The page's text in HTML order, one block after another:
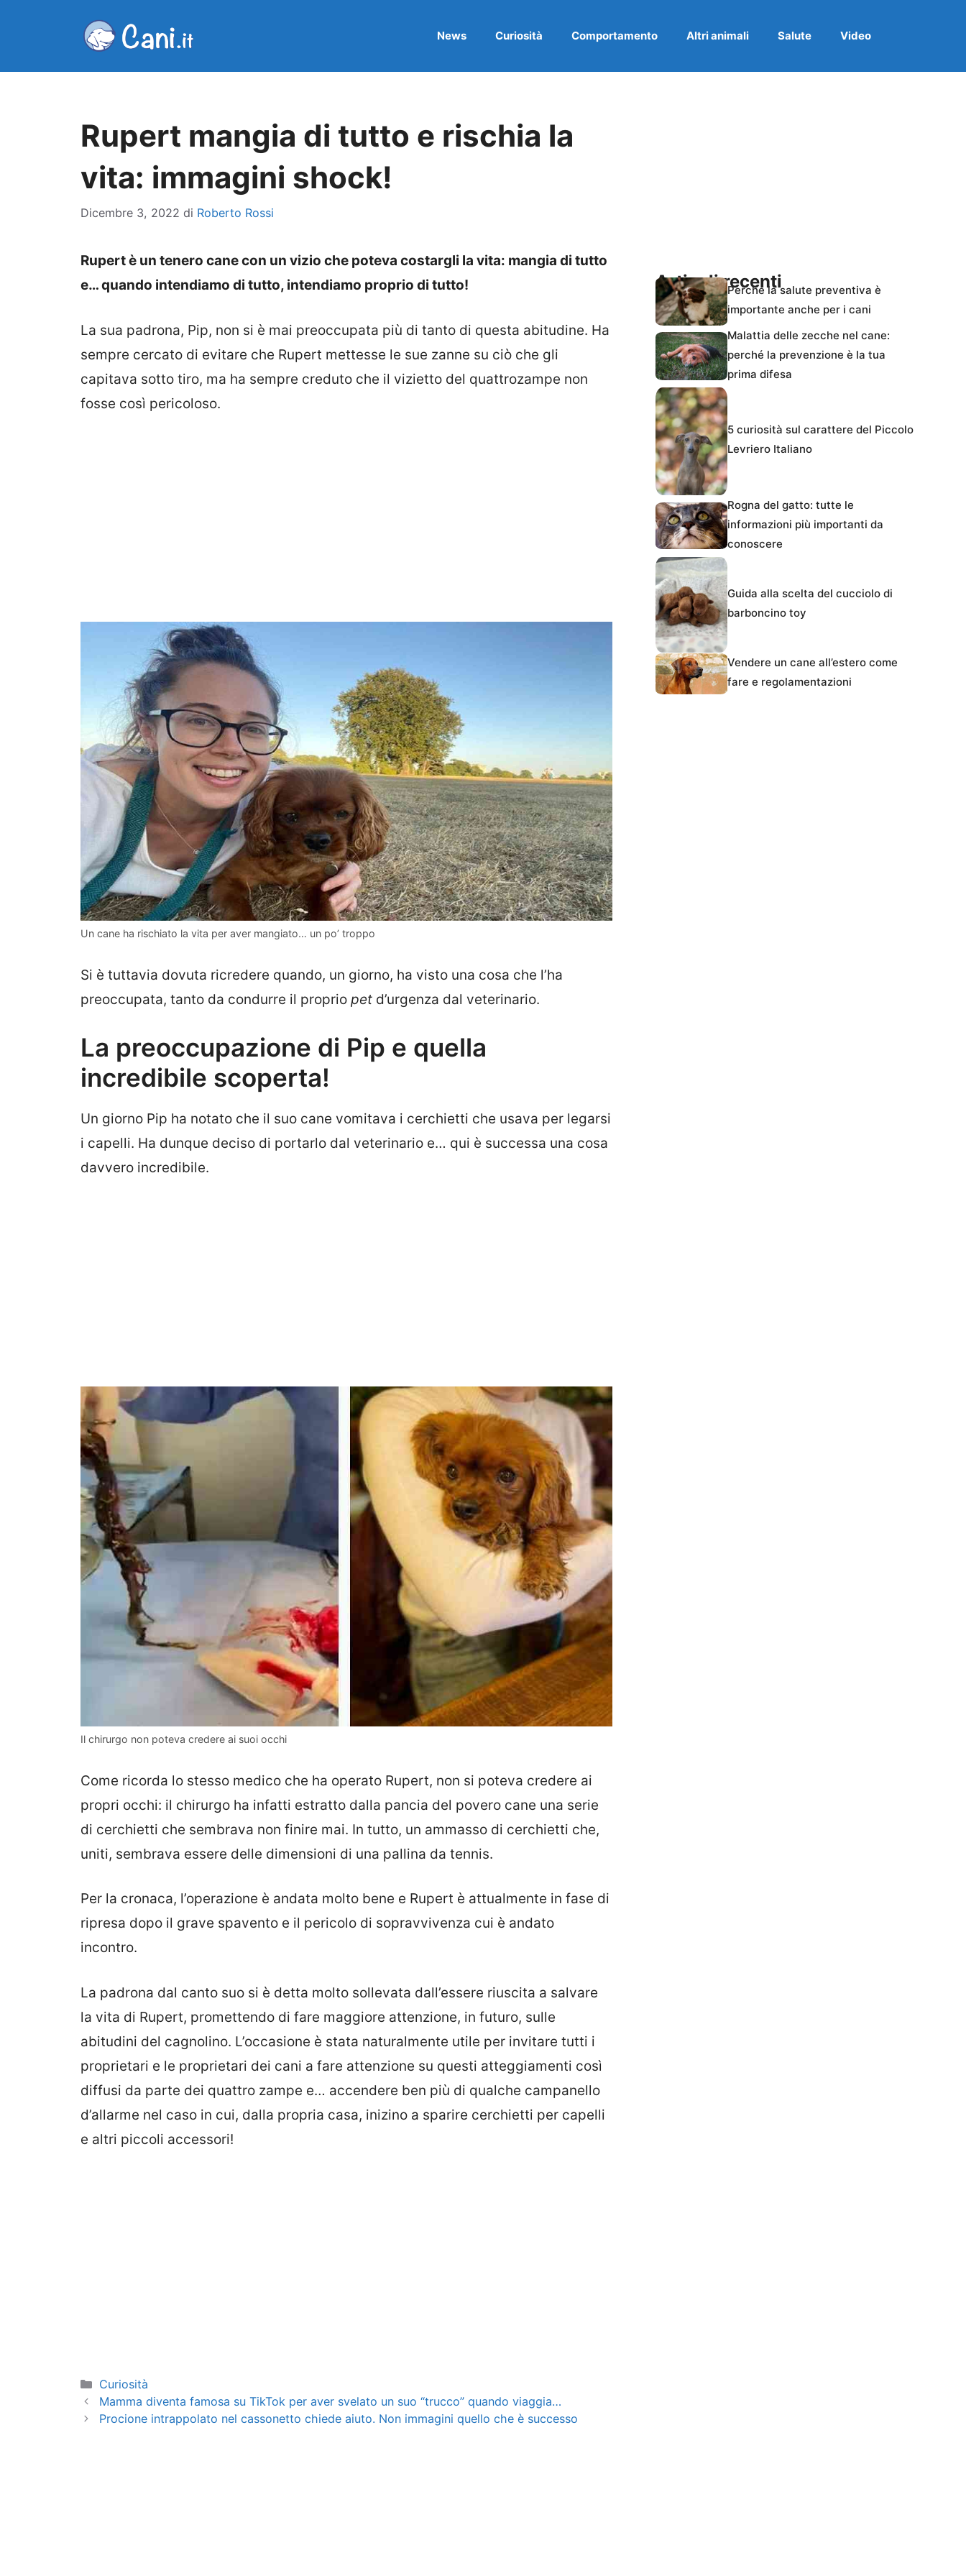
News Curiosità Comportamento Altri animali Salute Video
Rupert mangia di tutto e rischia la
vita: immagini shock!
Dicembre 3, 2022 di Roberto Rossi
Rupert è un tenero cane con un vizio che poteva costargli la vita: mangia di tutto
e… quando intendiamo di tutto, intendiamo proprio di tutto!
La sua padrona, Pip, non si è mai preoccupata più di tanto di questa abitudine. Ha
sempre cercato di evitare che Rupert mettesse le sue zanne su ciò che gli
capitava sotto tiro, ma ha sempre creduto che il vizietto del quattrozampe non
fosse così pericoloso.
Un cane ha rischiato la vita per aver mangiato… un po’ troppo
Si è tuttavia dovuta ricredere quando, un giorno, ha visto una cosa che l’ha
preoccupata, tanto da condurre il proprio pet d’urgenza dal veterinario.
La preoccupazione di Pip e quella
incredibile scoperta!
Un giorno Pip ha notato che il suo cane vomitava i cerchietti che usava per legarsi
i capelli. Ha dunque deciso di portarlo dal veterinario e… qui è successa una cosa
davvero incredibile.
Il chirurgo non poteva credere ai suoi occhi
Come ricorda lo stesso medico che ha operato Rupert, non si poteva credere ai
propri occhi: il chirurgo ha infatti estratto dalla pancia del povero cane una serie
di cerchietti che sembrava non finire mai. In tutto, un ammasso di cerchietti che,
uniti, sembrava essere delle dimensioni di una pallina da tennis.
Per la cronaca, l’operazione è andata molto bene e Rupert è attualmente in fase di
ripresa dopo il grave spavento e il pericolo di sopravvivenza cui è andato
incontro.
La padrona dal canto suo si è detta molto sollevata dall’essere riuscita a salvare
la vita di Rupert, promettendo di fare maggiore attenzione, in futuro, sulle
abitudini del cagnolino. L’occasione è stata naturalmente utile per invitare tutti i
proprietari e le proprietari dei cani a fare attenzione su questi atteggiamenti così
diffusi da parte dei quattro zampe e… accendere ben più di qualche campanello
d’allarme nel caso in cui, dalla propria casa, inizino a sparire cerchietti per capelli
e altri piccoli accessori!
Categorie
Curiosità
Mamma diventa famosa su TikTok per aver svelato un suo “trucco” quando viaggia…
Procione intrappolato nel cassonetto chiede aiuto. Non immagini quello che è successo
Articoli recentiPerché la salute preventiva è
importante anche per i cani
Malattia delle zecche nel cane:
perché la prevenzione è la tua
prima difesa
5 curiosità sul carattere del Piccolo
Levriero Italiano
Rogna del gatto: tutte le
informazioni più importanti da
conoscere
Guida alla scelta del cucciolo di
barboncino toy
Vendere un cane all’estero come
fare e regolamentazioni